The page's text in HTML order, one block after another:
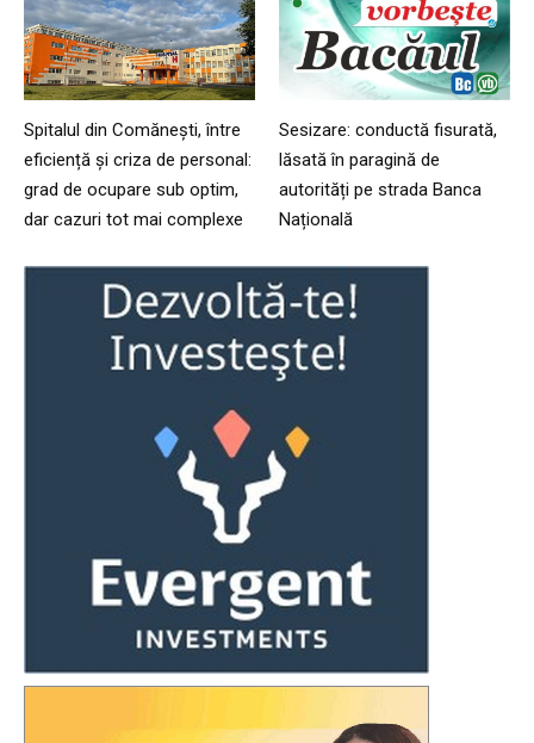
Spitalul din Comănești, între
eficiență și criza de personal:
grad de ocupare sub optim,
dar cazuri tot mai complexe
Sesizare: conductă fisurată,
lăsată în paragină de
autorități pe strada Banca
Națională